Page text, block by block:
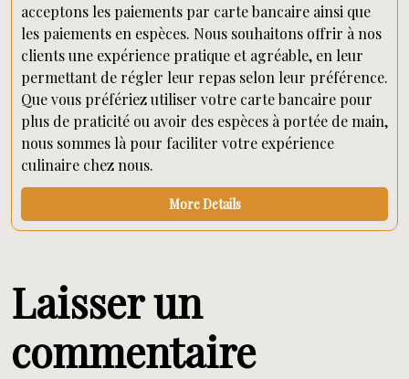
acceptons les paiements par carte bancaire ainsi que
les paiements en espèces. Nous souhaitons offrir à nos
clients une expérience pratique et agréable, en leur
permettant de régler leur repas selon leur préférence.
Que vous préfériez utiliser votre carte bancaire pour
plus de praticité ou avoir des espèces à portée de main,
nous sommes là pour faciliter votre expérience
culinaire chez nous.
More Details
Laisser un
commentaire